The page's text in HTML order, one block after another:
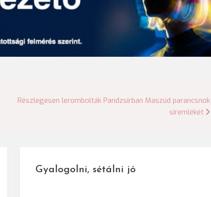
Részlegesen lerombolták Pandzsírban Maszúd parancsnok
síremlékét
Gyalogolni, sétálni jó